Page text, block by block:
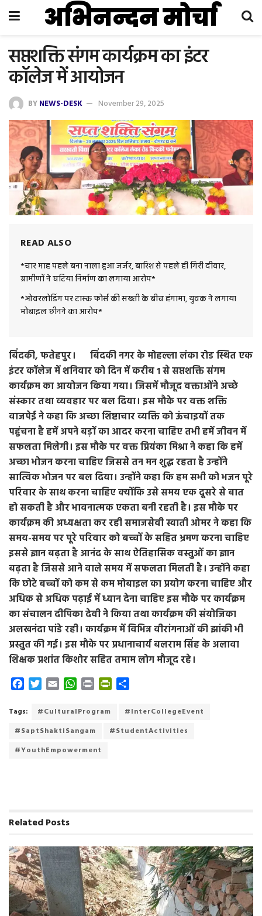
अभिनन्दन मोर्चा
सप्तशक्ति संगम कार्यक्रम का इंटर
कॉलेज में आयोजन
BYNEWS-DESK November 29, 2025
READ ALSO
*चार माह पहले बना नाला हुआ जर्जर, बारिश से पहले ही गिरी दीवार,
ग्रामीणों ने घटिया निर्माण का लगाया आरोप*
*ओवरलोडिंग पर टास्क फोर्स की सख्ती के बीच हंगामा, युवक ने लगाया
मोबाइल छीनने का आरोप*
बिंदकी, फतेहपुर। बिंदकी नगर के मोहल्ला लंका रोड स्थित एक
इंटर कॉलेज में शनिवार को दिन में करीब 1 से सप्तशक्ति संगम
कार्यक्रम का आयोजन किया गया। जिसमें मौजूद वक्ताओंने अच्छे
संस्कार तथा व्यवहार पर बल दिया। इस मौके पर वक्त शक्ति
वाजपेई ने कहा कि अच्छा शिष्टाचार व्यक्ति को ऊंचाइयों तक
पहुंचना है हमें अपने बड़ों का आदर करना चाहिए तभी हमें जीवन में
सफलता मिलेगी। इस मौके पर वक्त प्रियंका मिश्रा ने कहा कि हमें
अच्छा भोजन करना चाहिए जिससे तन मन शुद्ध रहता है उन्होंने
सात्विक भोजन पर बल दिया। उन्होंने कहा कि हम सभी को भजन पूरे
परिवार के साथ करना चाहिए क्योंकि उसे समय एक दूसरे से बात
हो सकती है और भावनात्मक एकता बनी रहती है। इस मौके पर
कार्यक्रम की अध्यक्षता कर रही समाजसेवी स्वाती ओमर ने कहा कि
समय-समय पर पूरे परिवार को बच्चों के सहित भ्रमण करना चाहिए
इससे ज्ञान बढ़ता है आनंद के साथ ऐतिहासिक वस्तुओं का ज्ञान
बढ़ता है जिससे आने वाले समय में सफलता मिलती है। उन्होंने कहा
कि छोटे बच्चों को कम से कम मोबाइल का प्रयोग करना चाहिए और
अधिक से अधिक पढ़ाई में ध्यान देना चाहिए इस मौके पर कार्यक्रम
का संचालन दीपिका देवी ने किया तथा कार्यक्रम की संयोजिका
अलखनंदा पांडे रही। कार्यक्रम में विभिन्न वीरांगनाओं की झांकी भी
प्रस्तुत की गई। इस मौके पर प्रधानाचार्य बलराम सिंह के अलावा
शिक्षक प्रशांत किशोर सहित तमाम लोग मौजूद रहे।
c
b
o
T
i
t
e
a
l
W
a
s
A
P
i
t
P
t
a
e
Tags: #CulturalProgram
#InterCollegeEvent
#SaptShaktiSangam
#StudentActivities
#YouthEmpowerment
RelatedPosts